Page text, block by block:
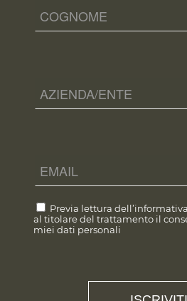
Previa lettura dell’informativa
al titolare del trattamento il
miei dati personali